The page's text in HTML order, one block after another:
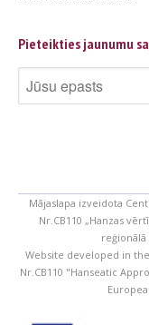
Pieteikties jaunumu
Mājaslapa izveidota
Nr.CB110 „Hanzas
Website developed in
Nr.CB110 "Hanseatic